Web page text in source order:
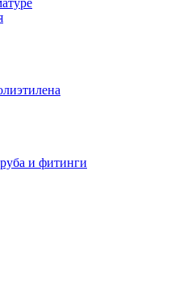
и фитинги